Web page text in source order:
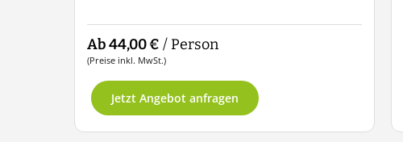
Ab 44,00 € / Person
(Preise inkl. MwSt.)
Jetzt Angebot anfragen